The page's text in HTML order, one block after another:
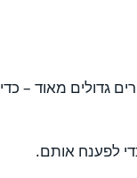
גדולים מאוד –
לפענח אותם.